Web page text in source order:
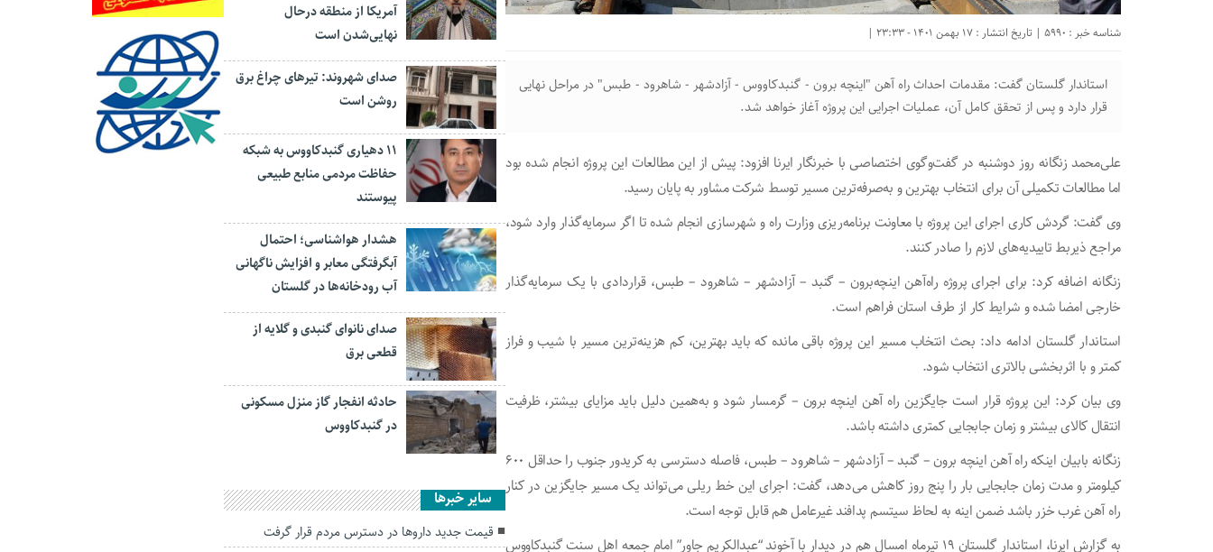
شناسه خبر : 5990 | تاریخ انتشار : 17 بهمن 1401 - 23:33 |
استاندار گلستان گفت: مقدمات احداث راه آهن "اینچه برون - گنبدکاووس - آزادشهر - شاهرود - طبس" در مراحل نهایی
قرار دارد و پس از تحقق کامل آن، عملیات اجرایی این پروژه آغاز خواهد شد.
علی‌محمد زنگانه روز دوشنبه در گفت‌وگوی اختصاصی با خبرنگار ایرنا افزود: پیش از این مطالعات این پروژه انجام شده بود
اما مطالعات تکمیلی آن برای انتخاب بهترین و به‌صرفه‌ترین مسیر توسط شرکت مشاور به پایان رسید.
وی گفت: گردش کاری اجرای این پروژه با معاونت برنامه‌ریزی وزارت راه و شهرسازی انجام شده تا اگر سرمایه‌گذار وارد شود،
مراجع ذیربط تاییدیه‌های لازم را صادر کنند.
زنگانه اضافه کرد: برای اجرای پروژه راه‌آهن اینچه‌برون – گنبد – آزادشهر – شاهرود – طبس، قراردادی با یک سرمایه‌گذار
خارجی امضا شده و شرایط کار از طرف استان فراهم است.
استاندار گلستان ادامه داد: بحث انتخاب مسیر این پروژه باقی مانده که باید بهترین، کم هزینه‌ترین مسیر با شیب و فراز
کمتر و با اثربخشی بالاتری انتخاب شود.
وی بیان کرد: این پروژه قرار است جایگزین راه آهن اینچه برون – گرمسار شود و به‌همین دلیل باید مزایای بیشتر، ظرفیت
انتقال کالای بیشتر و زمان جابجایی کمتری داشته باشد.
زنگانه بابیان اینکه راه آهن اینچه برون – گنبد – آزادشهر – شاهرود – طبس، فاصله دسترسی به کریدور جنوب را حداقل ۶۰۰
کیلومتر و مدت زمان جابجایی بار را پنج روز کاهش می‌دهد، گفت: اجرای این خط ریلی می‌تواند یک مسیر جایگزین در کنار
راه آهن غرب خزر باشد ضمن اینه به لحاظ سیتسم پدافند غیرعامل هم قابل توجه است.
به گزارش ایرنا، استاندار گلستان ۱۹ تیرماه امسال هم در دیدار با آخوند “عبدالکریم جاور” امام جمعه اهل سنت گنبدکاووس
آمریکا از منطقه درحال
نهایی‌شدن است
صدای شهروند: تیرهای چراغ برق
روشن است
۱۱ دهیاری گنبدکاووس به شبکه
حفاظت مردمی منابع طبیعی
پیوستند
هشدار هواشناسی؛ احتمال
آبگرفتگی معابر و افزایش ناگهانی
آب رودخانه‌ها در گلستان
صدای نانوای گنبدی و گلایه از
قطعی برق
حادثه انفجار گاز منزل مسکونی
در گنبدکاووس
سایر خبرها
قیمت جدید داروها در دسترس مردم قرار گرفت